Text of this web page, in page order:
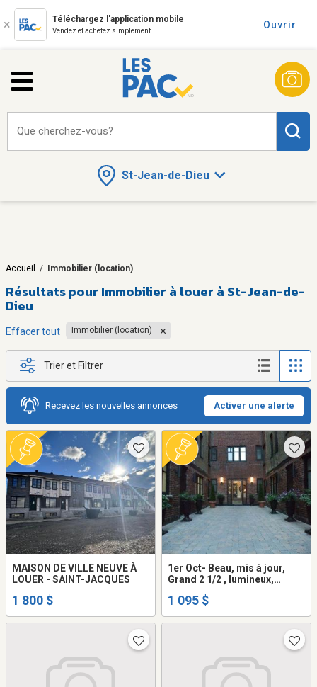
Téléchargez l'application mobile
Vendez et achetez simplement
Ouvrir
St-Jean-de-Dieu
Que cherchez-vous?
Accueil / Immobilier (location)
Résultats pour Immobilier à louer à St-Jean-de-
Dieu
Effacer tout Immobilier (location)
Trier et Filtrer
Recevez les nouvelles annonces Activer une alerte
MAISON DE VILLE NEUVE À
LOUER - SAINT-JACQUES
1 800 $
1er Oct- Beau, mis à jour,
Grand 2 1/2 , lumineux,
Beautiful, updated, clean,
art deco
1 095 $